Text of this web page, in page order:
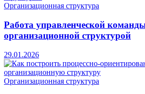
Организационная структура
Работа управленческой
организационной структурой
29.01.2026
Организационная структура